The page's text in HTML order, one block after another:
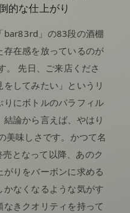
的な仕上がり
bar83rd」の83段の酒棚
在感を放っているのが
。 先日、ご来店くださ
してみたい」というリ
にボトルのパラフィル
論から言えば、やはり
美味しさです。かつて名
となって以降、あのク
りをバーボンに求める
なくなるような気がす
きクオリティを持って